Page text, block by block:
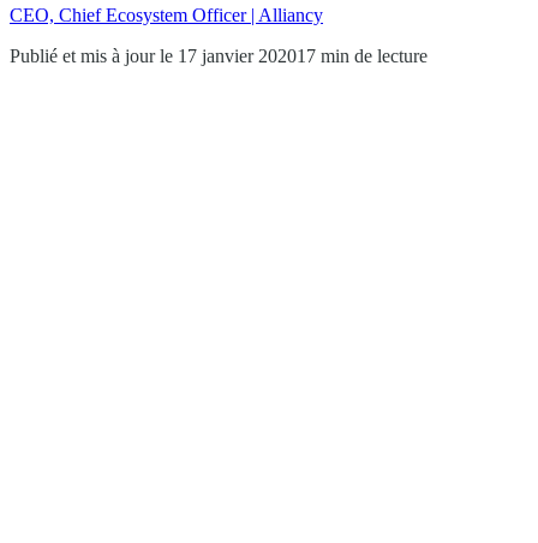
CEO, Chief Ecosystem Officer | Alliancy
Publié et mis à jour le 17 janvier 202017 min de lecture